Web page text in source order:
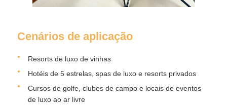
Cenários de aplicação
Resorts de luxo de vinhas
Hotéis de 5 estrelas, spas de luxo e resorts privados
Cursos de golfe, clubes de campo e locais de eventos
de luxo ao ar livre